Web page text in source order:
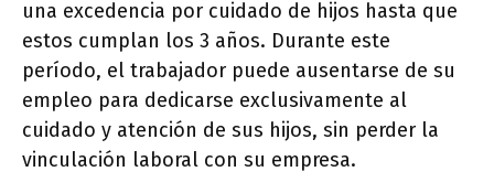
una excedencia por cuidado de hijos hasta que
estos cumplan los 3 años. Durante este
período, el trabajador puede ausentarse de su
empleo para dedicarse exclusivamente al
cuidado y atención de sus hijos, sin perder la
vinculación laboral con su empresa.